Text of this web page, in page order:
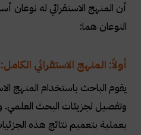
أن المنهج الاستقرائي له نوعان
النوعان هما:
أولاً: المنهج الاستقرائي الكامل:
يقوم الباحث باستخدام المنهج
وتفصيل لجزيئات البحث
بعملية بتعميم نتائج هذه